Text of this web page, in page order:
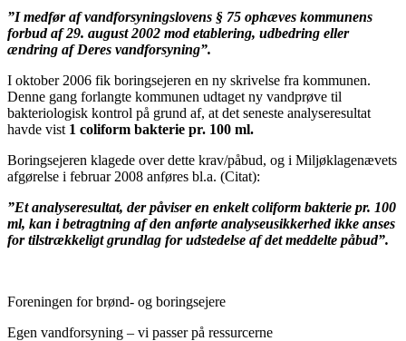
”I medfør af vandforsyningslovens § 75 ophæves kommunens
forbud af 29. august 2002 mod etablering, udbedring eller
ændring af Deres vandforsyning”.
I oktober 2006 fik boringsejeren en ny skrivelse fra kommunen.
Denne gang forlangte kommunen udtaget ny vandprøve til
bakteriologisk kontrol på grund af, at det seneste analyseresultat
havde vist 1 coliform bakterie pr. 100 ml.
Boringsejeren klagede over dette krav/påbud, og i Miljøklagenævets
afgørelse i februar 2008 anføres bl.a. (Citat):
”Et analyseresultat, der påviser en enkelt coliform bakterie pr. 100
ml, kan i betragtning af den anførte analyseusikkerhed ikke anses
for tilstrækkeligt grundlag for udstedelse af det meddelte påbud”.
Foreningen for brønd- og boringsejere
Egen vandforsyning – vi passer på ressurcerne